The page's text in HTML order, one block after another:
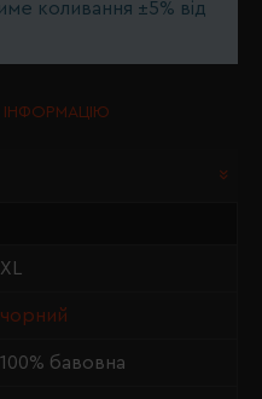
коливання ±5% від
XL
чорний
100% бавовна